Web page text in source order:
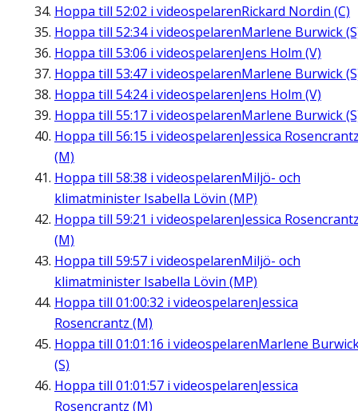
Hoppa till 52:02 i videospelarenRickard Nordin (C)
Hoppa till 52:34i videospelarenMarlene Burwick
Hoppa till 53:06 i videospelarenJens Holm (V)
Hoppa till 53:47 i videospelarenMarlene Burwick
Hoppa till 54:24i videospelarenJens Holm (V)
Hoppa till 55:17 i videospelarenMarlene Burwick
Hoppa till 56:15 i videospelarenJessica
(M)
Hoppa till 58:38 i videospelarenMiljö- och
klimatminister Isabella Lövin (MP)
Hoppa till 59:21 i videospelarenJessica
(M)
Hoppa till 59:57 i videospelarenMiljö- och
klimatminister Isabella Lövin (MP)
Hoppa till 01:00:32 i videospelarenJessica
Rosencrantz (M)
Hoppa till 01:01:16 i videospelarenMarlene
(S)
Hoppa till 01:01:57 i videospelarenJessica
Rosencrantz (M)